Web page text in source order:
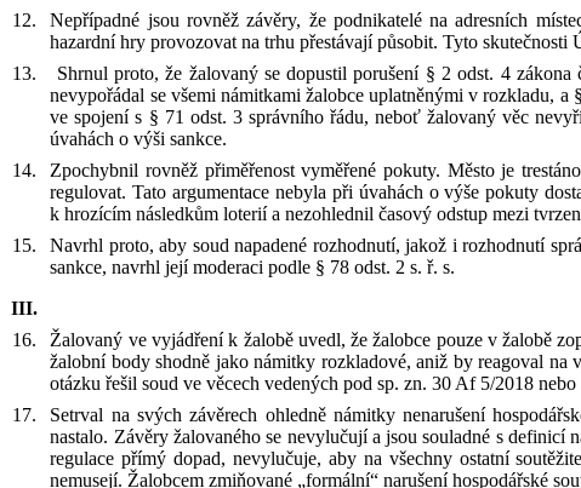
Nepřípadné jsou rovněž závěry, že podnikatelé na adresních
hazardní hry provozovat na trhu přestávají působit. Tyto
Shrnul proto, že žalovaný se dopustil porušení § 2 odst. 4
nevypořádal se všemi námitkami žalobce uplatněnými v rozkladu, a
ve spojení s § 71 odst. 3 správního řádu, neboť žalovaný věc
úvahách o výši sankce.
Zpochybnilrovněž přiměřenost vyměřené pokuty. Město je
regulovat. Tato argumentace nebyla při úvahách o výše pokuty
k hrozícím následkům loterií a nezohlednil časový odstup mezi
Navrhl proto, aby soud napadené rozhodnutí, jakož i rozhodnutí
sankce, navrhl její moderaci podle § 78 odst. 2 s. ř. s.
Žalovaný ve vyjádření k žalobě uvedl, že žalobce pouze v žalobě
žalobní body shodně jako námitky rozkladové, aniž by reagoval
otázku řešil soud ve věcech vedených pod sp. zn. 30 Af 5/2018
Setrval na svých závěrech ohledně námitky nenarušení
nastalo. Závěry žalovaného se nevylučují a jsou souladné s definicí
regulace přímý dopad, nevylučuje, aby na všechny ostatní
nemusejí. Žalobcem zmiňované „formální“ narušení hospodářské